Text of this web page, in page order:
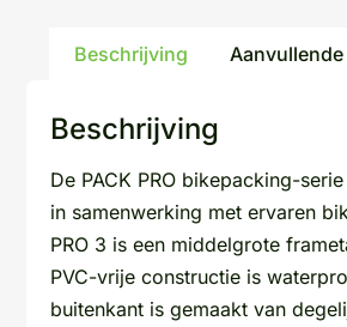
Beschrijving
Beschrijving
De PACK PRO bikepacking-
in samenwerking met ervaren
PRO 3 is een middelgrote
PVC-vrije constructie is
buitenkant is gemaakt van